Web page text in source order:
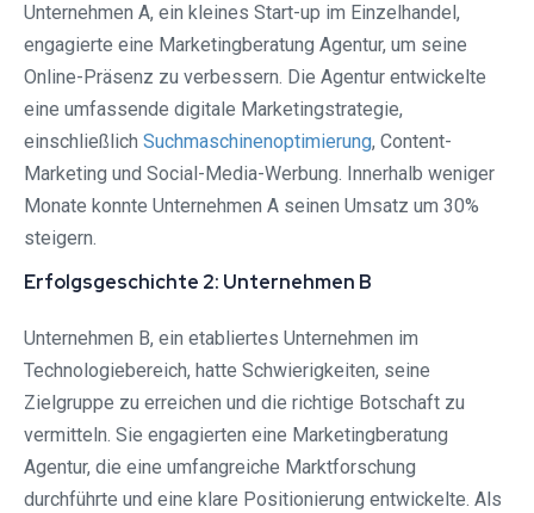
Unternehmen A, ein kleines Start-up im Einzelhandel,
engagierte eine Marketingberatung Agentur, um seine
Online-Präsenz zu verbessern. Die Agentur entwickelte
eine umfassende digitale Marketingstrategie,
einschließlich Suchmaschinenoptimierung, Content-
Marketing und Social-Media-Werbung. Innerhalb weniger
Monate konnte Unternehmen A seinen Umsatz um 30%
steigern.
Erfolgsgeschichte 2: Unternehmen B
Unternehmen B, ein etabliertes Unternehmen im
Technologiebereich, hatte Schwierigkeiten, seine
Zielgruppe zu erreichen und die richtige Botschaft zu
vermitteln. Sie engagierten eine Marketingberatung
Agentur, die eine umfangreiche Marktforschung
durchführte und eine klare Positionierung entwickelte. Als